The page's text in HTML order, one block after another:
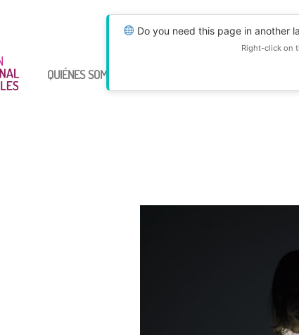
Do you need this page in another
Right-click on
QUIÉNES SOMOS